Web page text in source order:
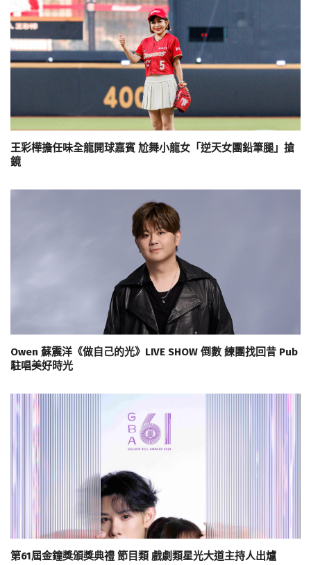
王彩樺擔任味全龍開球嘉賓 尬舞小龍女「逆天女團鉛筆腿」搶
鏡
Owen 蘇震洋《做自己的光》LIVE SHOW 倒數 練團找回昔 Pub
駐唱美好時光
第61屆金鐘獎頒獎典禮 節目類 戲劇類星光大道主持人出爐